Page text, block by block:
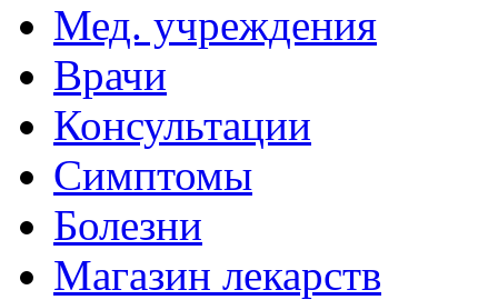
Мед. учреждения
Врачи
Консультации
Симптомы
Болезни
Магазин лекарств